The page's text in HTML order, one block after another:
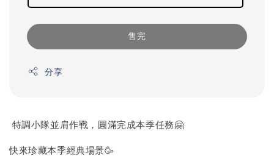
售完
分享
特調小隊並肩作戰，圓滿完成本季任務🤗
快來珍藏本季經典場景🥳